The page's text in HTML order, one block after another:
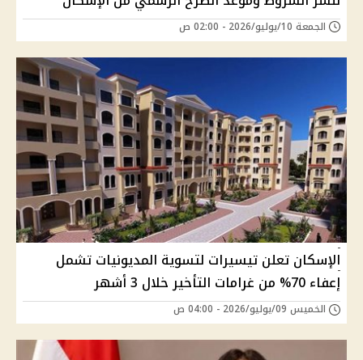
الجمعة 10/يوليو/2026 - 02:00 ص
الإسكان تعلن تيسيرات لتسوية المديونيات تشمل
إعفاء 70% من غرامات التأخير خلال 3 أشهر
الخميس 09/يوليو/2026 - 04:00 ص